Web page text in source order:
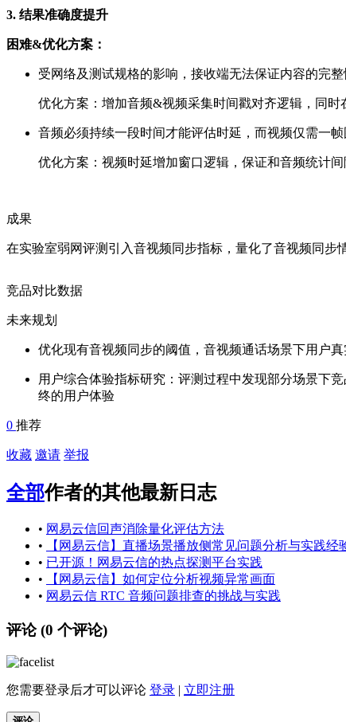
3. 结果准确度提升
困难&优化方案：
受网络及测试规格的影响，接收端无法保证内容的完
优化方案：增加音频&视频采集时间戳对齐逻辑，同时
音频必须持续一段时间才能评估时延，而视频仅需一帧
优化方案：视频时延增加窗口逻辑，保证和音频统计
成果
在实验室弱网评测引入音视频同步指标，量化了音视频同步
竞品对比数据
未来规划
优化现有音视频同步的阈值，音视频通话场景下用户
用户综合体验指标研究：评测过程中发现部分场景下
终的用户体验
0 推荐
收藏 邀请 举报
全部作者的其他最新日志
• 网易云信回声消除量化评估方法
•
【网易云信】直播场景播放侧常见问题分析与实践经
• 已开源！网易云信的热点探测平台实践
•
【网易云信】如何定位分析视频异常画面
• 网易云信 RTC 音频问题排查的挑战与实践
评论 (0 个评论)
您需要登录后才可以评论 登录 | 立即注册